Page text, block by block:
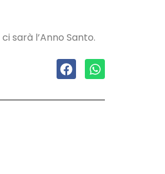
sarà l’Anno Santo.